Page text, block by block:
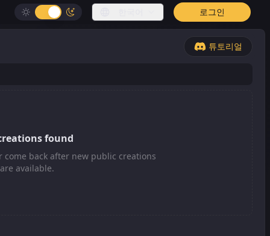
로그인
튜토리얼
found
come back after new public creations
are available.